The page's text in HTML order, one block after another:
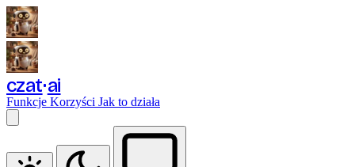
czat ai
Funkcje Korzyści Jak to działa